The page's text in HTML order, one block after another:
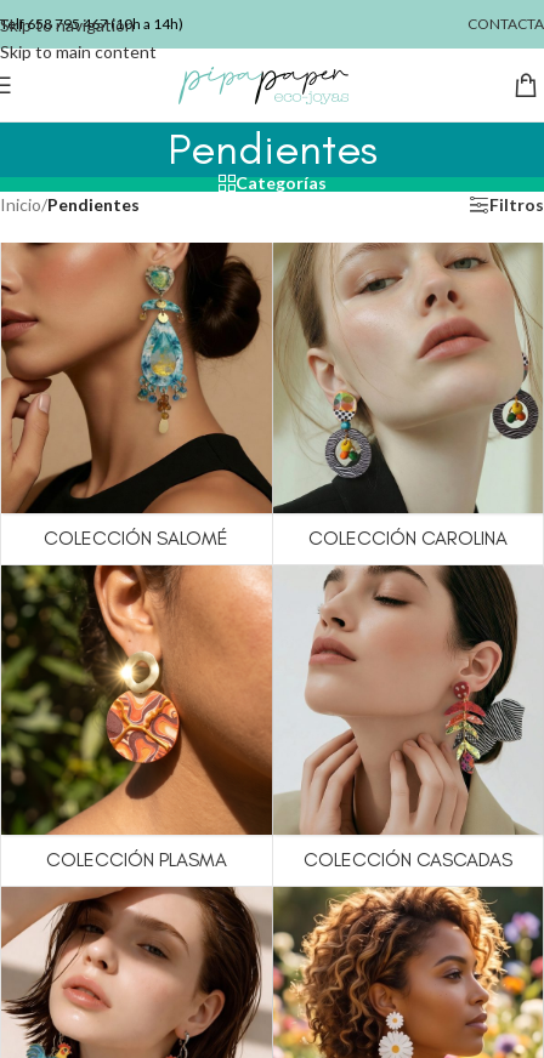
Skip to navigation
Skip to main content
Telf658 795 467(10h a 14h) CONTACTA
Pendientes
Categorías
Inicio/Pendientes Filtros
COLECCIÓN SALOMÉ COLECCIÓN CAROLINA
COLECCIÓN PLASMA COLECCIÓN CASCADAS